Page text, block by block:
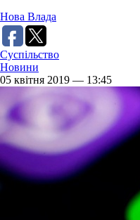
Нова Влада
Суспільство
Новини
05 квітня 2019 — 13:45